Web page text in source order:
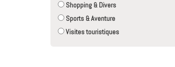
Shopping & Divers
Sports & Aventure
Visites touristiques